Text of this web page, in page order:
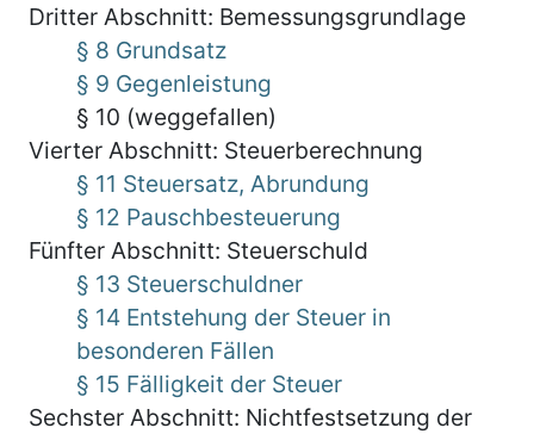
Dritter Abschnitt: Bemessungsgrundlage
§ 8 Grundsatz
§ 9 Gegenleistung
§ 10 (weggefallen)
Vierter Abschnitt: Steuerberechnung
§ 11 Steuersatz, Abrundung
§ 12 Pauschbesteuerung
Fünfter Abschnitt: Steuerschuld
§ 13 Steuerschuldner
§ 14 Entstehung der Steuer in
besonderen Fällen
§ 15 Fälligkeit der Steuer
Sechster Abschnitt: Nichtfestsetzung der